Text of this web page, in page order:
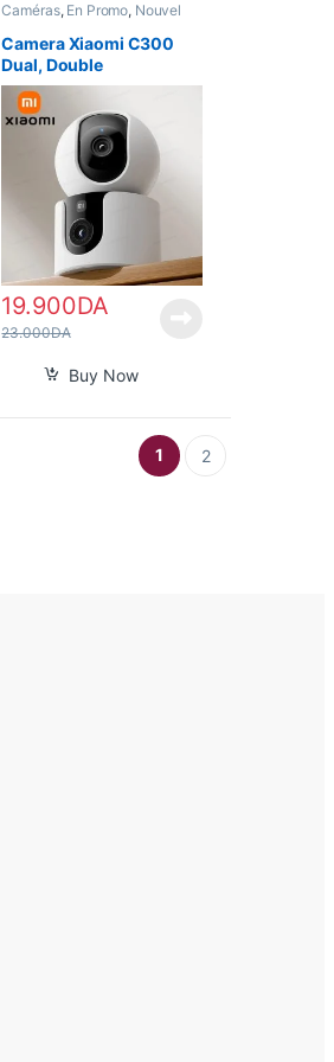
Caméras, En Promo, Nouvel
Camera Xiaomi C300
Dual, Double
Caméra,Wifi6,PTZ 360°
19.900DA
23.000DA
Buy Now
1 2